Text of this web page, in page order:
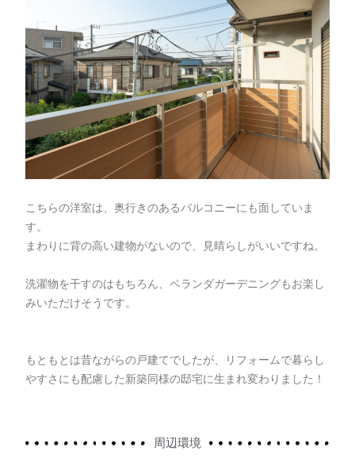
こちらの洋室は、奥行きのあるバルコニーにも面していま
す。
まわりに背の高い建物がないので、見晴らしがいいですね。
洗濯物を干すのはもちろん、ベランダガーデニングもお楽し
みいただけそうです。
もともとは昔ながらの戸建てでしたが、リフォームで暮らし
やすさにも配慮した新築同様の邸宅に生まれ変わりました！
周辺環境